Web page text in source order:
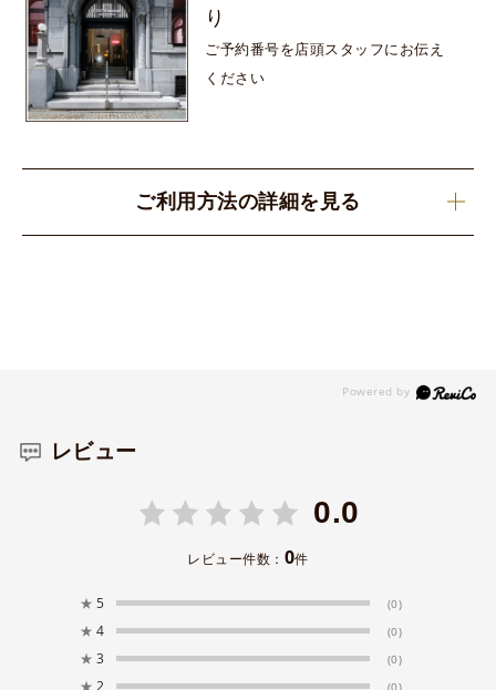
り
ご予約番号を 店頭スタッフにお伝え
ください
ご利用方法の詳細を見る
レビュー
0.0
レビュー件数： 0件
★ 5 (0)
★ 4 (0)
★ 3 (0)
★ 2 (0)